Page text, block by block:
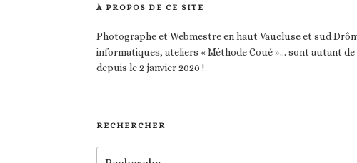
À PROPOS DE CE SITE
Photographe et Webmestre en haut Vaucluse et sud
informatiques, ateliers « Méthode Coué »… sont autant
depuis le 2 janvier 2020 !
RECHERCHER